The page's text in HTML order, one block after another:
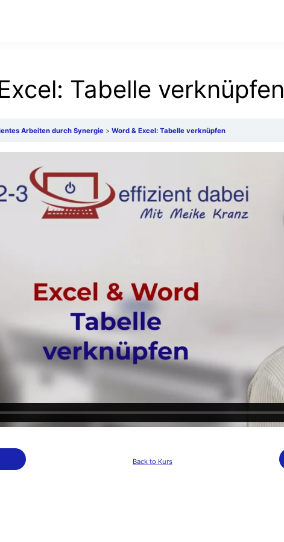
Tabelle verknüpfen
Arbeiten durch Synergie Word & Excel: Tabelle verknüpfen
Back to Kurs